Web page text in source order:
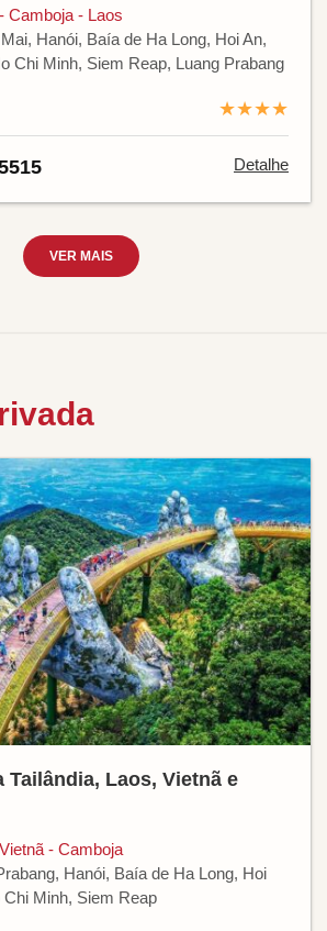
Camboja - Laos
Hanói, Baía de Ha Long, Hoi An,
Chi Minh, Siem Reap, Luang Prabang
★★★★
Detalhe
VER MAIS
Tailândia, Laos, Vietnã e
- Camboja
Hanói, Baía de Ha Long, Hoi
Minh, Siem Reap